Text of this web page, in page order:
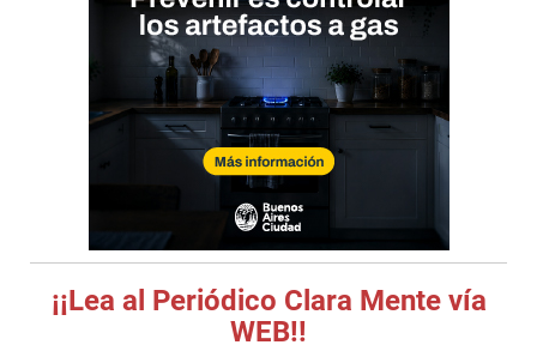
¡¡Lea al Periódico Clara Mente vía
WEB!!